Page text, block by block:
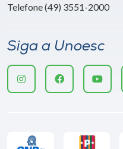
Telefone (49) 3551-2000
Siga a Unoesc